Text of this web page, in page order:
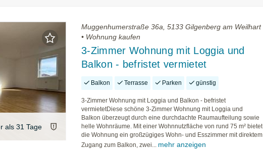
als 31 Tage
Muggenhumerstraße 36a, 5133 Gilgenberg am Weilhart
• Wohnung kaufen
3-Zimmer Wohnung mit Loggia und
Balkon - befristet vermietet
Balkon Terrasse Parken günstig
3-Zimmer Wohnung mit Loggia und Balkon - befristet
vermietetDiese schöne 3-Zimmer Wohnung mit Loggia und
Balkon überzeugt durch eine durchdachte Raumaufteilung sowie
helle Wohnräume. Mit einer Wohnnutzfläche von rund 75 m² bietet
die Wohnung ein großzügiges Wohn- und Esszimmer mit direktem
Zugang zum Balkon, zwei... mehr anzeigen